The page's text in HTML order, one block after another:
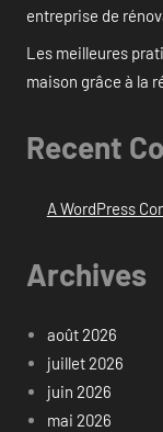
entreprise de
Les meilleures
maison grâce à la
Recent
A WordPress
Archives
août 2026
juillet 2026
juin 2026
mai 2026